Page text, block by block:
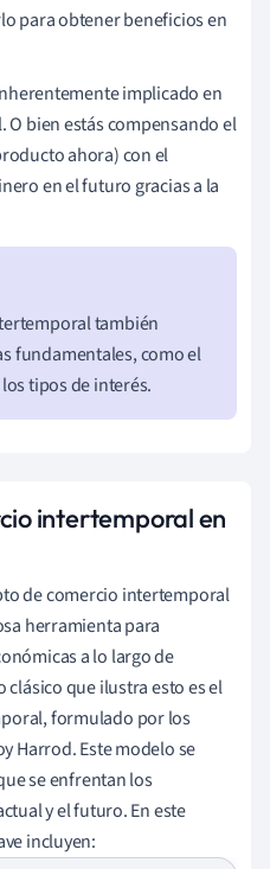
para obtener beneficios en
implicado en
bien estás compensando el
ahora) con el
en el futuro gracias a la
también
fundamentales, como el
tipos de interés.
intertemporal en
de comercio intertemporal
herramienta para
a lo largo de
que ilustra esto es el
formulado por los
Harrod. Este modelo se
se enfrentan los
y el futuro. En este
incluyen: